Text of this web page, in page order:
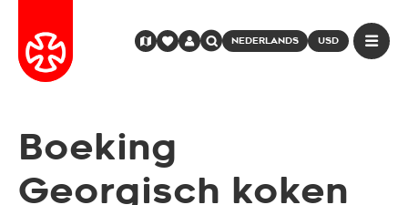
NEDERLANDS USD
Boeking
Georgisch koken